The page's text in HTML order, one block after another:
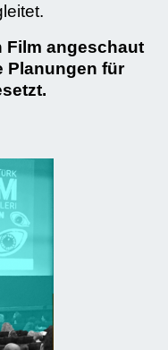
Film angeschaut
Planungen für